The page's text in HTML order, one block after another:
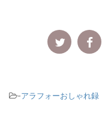
-アラフォーおしゃれ録